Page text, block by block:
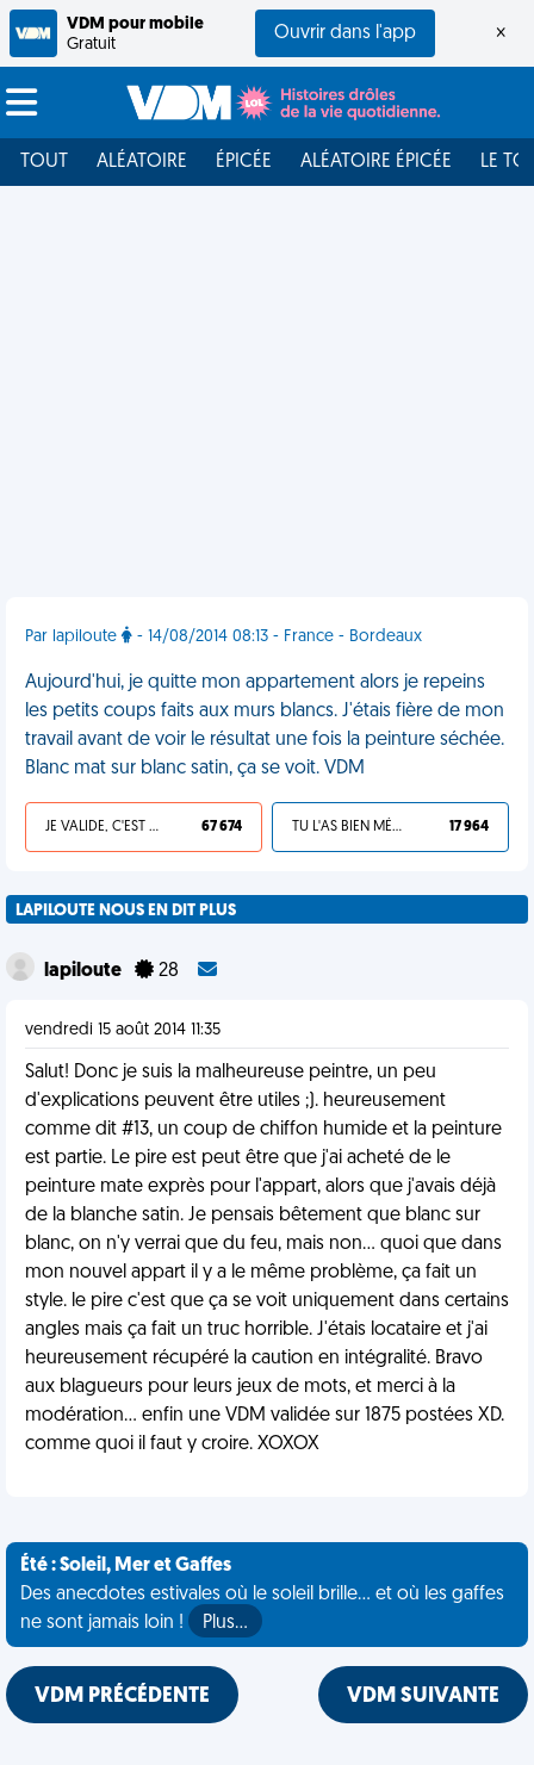
VDM pour mobile
Gratuit
Ouvrir dans l'app ×
TOUT ALÉATOIRE ÉPICÉE ALÉATOIRE ÉPICÉE LE
Par lapiloute - 14/08/2014 08:13 - France - Bordeaux
Aujourd'hui, je quitte mon appartement alors je repeins
les petits coups faits aux murs blancs. J'étais fière de mon
travail avant de voir le résultat une fois la peinture séchée.
Blanc mat sur blanc satin, ça se voit. VDM
JE VALIDE, C'EST UNE VDM 67 674 TU L'AS BIEN MÉRITÉ 17 964
LAPILOUTE NOUS EN DIT PLUS
lapiloute 28
vendredi 15 août 2014 11:35
Salut! Donc je suis la malheureuse peintre, un peu
d'explications peuvent être utiles ;). heureusement
comme dit #13, un coup de chiffon humide et la peinture
est partie. Le pire est peut être que j'ai acheté de le
peinture mate exprès pour l'appart, alors que j'avais déjà
de la blanche satin. Je pensais bêtement que blanc sur
blanc, on n'y verrai que du feu, mais non... quoi que dans
mon nouvel appart il y a le même problème, ça fait un
style. le pire c'est que ça se voit uniquement dans certains
angles mais ça fait un truc horrible. J'étais locataire et j'ai
heureusement récupéré la caution en intégralité. Bravo
aux blagueurs pour leurs jeux de mots, et merci à la
modération... enfin une VDM validée sur 1875 postées XD.
comme quoi il faut y croire. XOXOX
Été : Soleil, Mer et Gaffes
Des anecdotes estivales où le soleil brille... et où les gaffes
ne sont jamais loin !
Plus…
VDM PRÉCÉDENTE VDM SUIVANTE